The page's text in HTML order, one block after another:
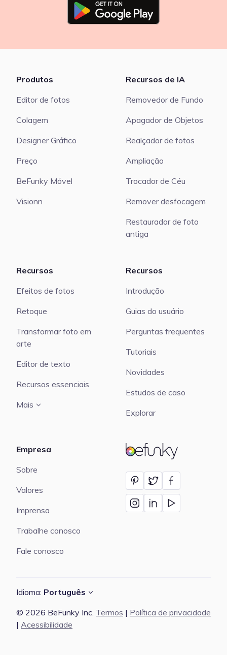
BeFunky
Produtos
Editor de fotos
Colagem
Designer Gráfico
Preço
BeFunky Móvel
Visionn
Recursos de IA
Removedor de Fundo
Apagador de Objetos
Realçador de fotos
Ampliação
Trocador de Céu
Remover desfocagem
Restaurador de foto
antiga
Recursos
Efeitos de fotos
Retoque
Transformar foto em
arte
Editor de texto
Recursos essenciais
Mais
Recursos
Introdução
Guias do usuário
Perguntas frequentes
Tutoriais
Novidades
Estudos de caso
Explorar
Empresa
Sobre
Valores
Imprensa
Trabalhe conosco
Fale conosco
Idioma: Português
© 2026 BeFunky Inc. Termos | Política de privacidade
| Acessibilidade